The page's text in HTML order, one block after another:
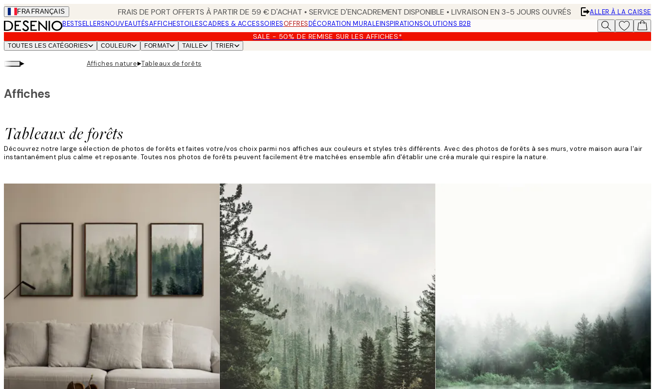
Skip
to
main
content.
FRA FRANÇAIS FRAIS DE PORT OFFERTS À PARTIR DE 59 € D'ACHAT • SERVICE D'ENCADREMENT DISPONIBLE • LIVRAISON EN 3-5 JOURS OUVRÉS
ALLER À LA CAISSE
BESTSELLERSNOUVEAUTÉSAFFICHESTOILESCADRES & ACCESSOIRESOFFRESDÉCORATION MURALEINSPIRATIONSOLUTIONS B2B
SALE - 50% DE REMISE SUR LES AFFICHES*
TOUTES LES CATÉGORIES COULEUR FORMAT TAILLE TRIER
▸ Affiches nature▸Tableaux de forêts
Tableaux de forêts
Affiches
Découvrez notre large sélection de photos de forêts et faites votre/vos choix parmi nos affiches aux couleurs et styles très différents. Avec des photos de forêts à ses murs, votre maison aura l'air
instantanément plus calme et reposante. Toutes nos photos de forêts peuvent facilement être matchées ensemble afin d'établir une créa murale qui respire la nature.